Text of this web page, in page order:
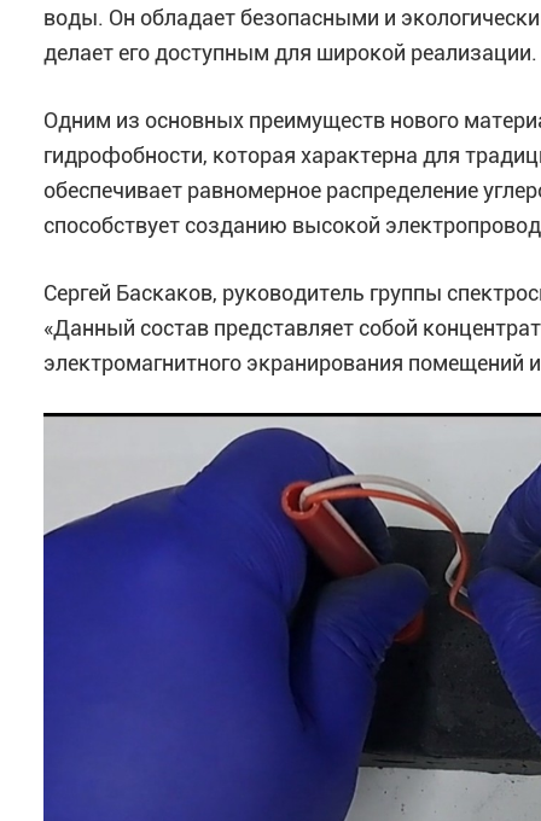
воды. Он обладает безопасными и
делает его доступным для широкой реализации.
Одним из основных преимуществ нового
гидрофобности, которая характерна для
обеспечивает равномерное распределение
способствует созданию высокой
Сергей Баскаков, руководитель группы
«Данный состав представляет собой
электромагнитного экранирования помещений